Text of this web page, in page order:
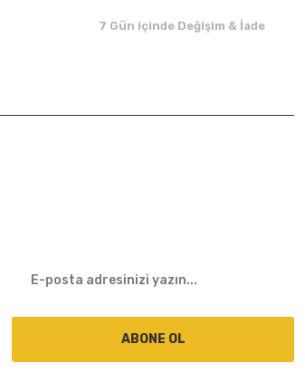
7 Gün içinde Değişim & İade
ABONE OL